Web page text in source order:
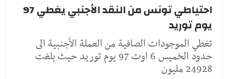
احتياطي تونس من النقد الأجنبي يغطي 97
يوم توريد
تغطي الموجودات الصافية من العملة الأجنبية الى
حدود الخميس 6 اوت 97 يوم توريد حيث بلغت
24928 مليون